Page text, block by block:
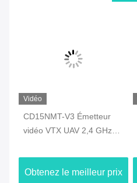
Vidéo
CD15NMT-V3 Émetteur
vidéo VTX UAV 2,4 GHz
Obtenez le meilleur prix